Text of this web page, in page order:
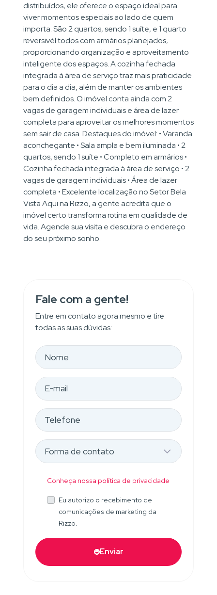
distribuídos, ele oferece o espaço ideal para
viver momentos especiais ao lado de quem
importa. São 2 quartos, sendo 1 suíte, e 1 quarto
reversivél todos com armários planejados,
proporcionando organização e aproveitamento
inteligente dos espaços. A cozinha fechada
integrada à área de serviço traz mais praticidade
para o dia a dia, além de manter os ambientes
bem definidos. O imóvel conta ainda com 2
vagas de garagem individuais e área de lazer
completa para aproveitar os melhores momentos
sem sair de casa. Destaques do imóvel: • Varanda
aconchegante • Sala ampla e bem iluminada • 2
quartos, sendo 1 suíte • Completo em armários •
Cozinha fechada integrada à área de serviço • 2
vagas de garagem individuais • Área de lazer
completa • Excelente localização no Setor Bela
Vista Aqui na Rizzo, a gente acredita que o
imóvel certo transforma rotina em qualidade de
vida. Agende sua visita e descubra o endereço
do seu próximo sonho.
Fale com a gente!
Entre em contato agora mesmo e tire
todas as suas dúvidas:
Conheça nossa política de privacidade
Eu autorizo o recebimento de
comunicações de marketing da
Rizzo.
Enviar